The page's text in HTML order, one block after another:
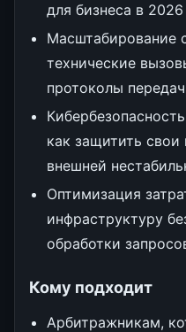
для бизнеса в 2026
Масштабирование
технические
протоколы
как защитить свои
внешней
Оптимизация
инфраструктуру
обработки
Кому подходит
Арбитражникам,